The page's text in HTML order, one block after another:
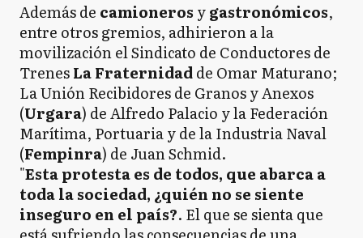
Además de camioneros ygastronómicos,
entre otros gremios, adhirieron a la
movilización el Sindicato de Conductores de
TrenesLa Fraternidadde Omar Maturano;
La Unión Recibidores de Granos y Anexos
(Urgara) de Alfredo Palacio y la Federación
Marítima, Portuaria y de la Industria Naval
(Fempinra) de Juan Schmid.
"Esta protesta es de todos, que abarca a
toda la sociedad, ¿quién no se siente
inseguro en el país?. El que se sienta que